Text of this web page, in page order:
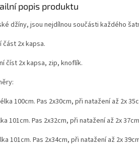
popis produktu
džíny, jsou nejdílnou součásti každého
část 2x kapsa.
číst 2x kapsa, zip, knoflík.
100cm. Pas 2x30cm, při natažení až 2x
101cm. Pas 2x32cm, při natažení až 2x
101cm. Pas 2x34cm, při natažení až 2x